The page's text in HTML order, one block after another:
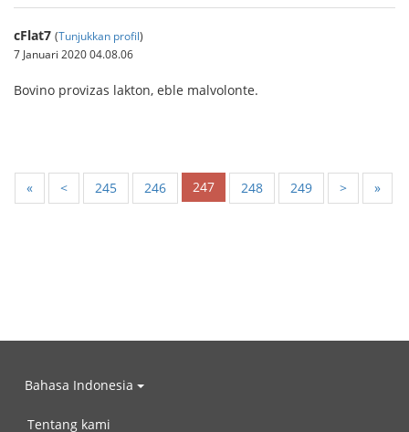
cFlat7 (Tunjukkan profil)
7 Januari 2020 04.08.06
Bovino provizas lakton, eble malvolonte.
« < 245 246 247 248 249 > »
Bahasa Indonesia
Tentang kami